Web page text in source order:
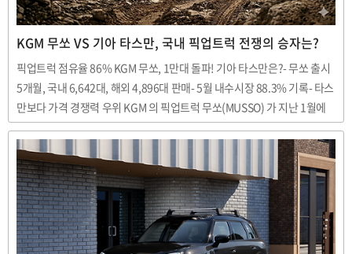
KGM 무쏘 VS 기아 타스만, 국내 픽업트럭 전쟁의 승자는?
픽업트럭 점유율 86% KGM 무쏘, 1만대 돌파! 기아 타스만은?- 무쏘 출시
5개월, 국내 6,642대, 해외 4,896대 판매- 5월 내수시장 88.3% 기록- 타스
만보다 가격 경쟁력 우위 KGM 의 픽업트럭 무쏘(MUSSO) 가 지난 1월에
출시한 이후 5월까지 국내 시장에서 6,642대, 해외 4,896대를 판매하며 글
로벌 누적 판매량 1만 1,538대를 기록해 픽업시장 점유율 86% 를 기록했
다. 25년 연속 국내 픽업시장 1위 자리를 유지하고 있는 것이다(수입 브랜
드 제외) 5월 내수시장만 보더라도 무쏘는 1,137대, 무쏘 EV 755대 등 총
1,892대를 판매해 경쟁 모델이었던 기아 타스만을 크게 제쳤다. 국내 시장
에서 픽업트럭은 상용차 성격이 강한 것이 보통이었지만, 레저와 라이프
스..